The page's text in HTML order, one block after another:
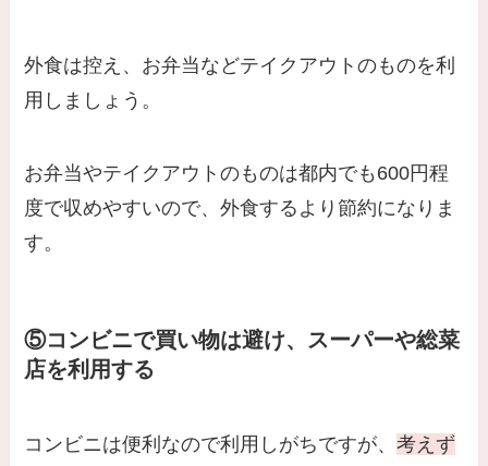
外食は控え、お弁当などテイクアウトのものを利
用しましょう。
お弁当やテイクアウトのものは都内でも600円程
度で収めやすいので、外食するより節約になりま
す。
⑤コンビニで買い物は避け、スーパーや総菜
店を利用する
コンビニは便利なので利用しがちですが、考えず